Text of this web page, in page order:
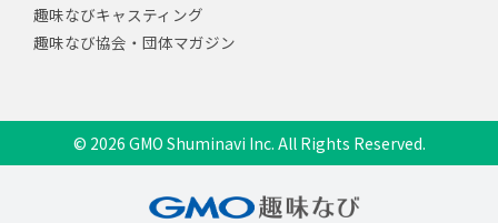
趣味なびキャスティング
趣味なび協会・団体マガジン
© 2026 GMO Shuminavi Inc. All Rights Reserved.